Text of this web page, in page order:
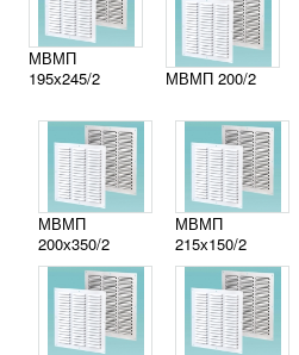
МВМП
195х245/2
МВМП 200/2
МВМП
200х350/2
МВМП
215х150/2